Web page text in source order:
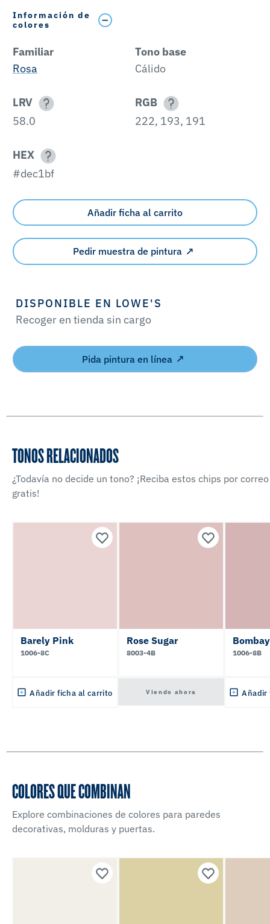
Información de
colores
Familiar
Rosa
Tono base
Cálido
LRV
58.0
RGB
222, 193, 191
HEX
#dec1bf
Añadir ficha al carrito
Pedir muestra de pintura
DISPONIBLE EN LOWE'S
Recoger en tienda sin cargo
Pida pintura en línea
TONOS RELACIONADOS
¿Todavía no decide un tono? ¡Reciba estos chips por correo
gratis!
Barely Pink
1006-8C
Añadir ficha al carrito
Rose Sugar
8003-4B
Viendo ahora
1006-8B
Añadir
COLORES QUE COMBINAN
Explore combinaciones de colores para paredes
decorativas, molduras y puertas.